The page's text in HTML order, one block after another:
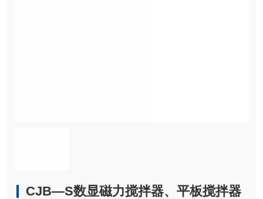
CJB—S数显磁力搅拌器、平板搅拌器